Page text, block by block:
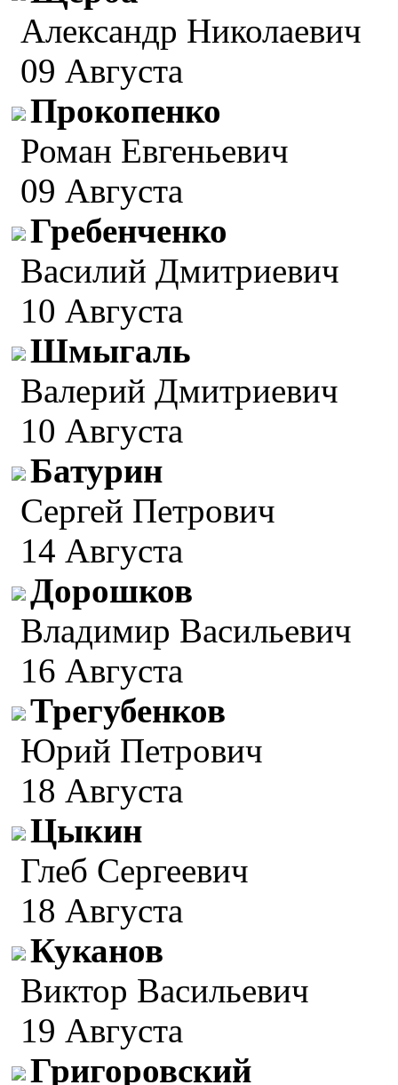
Александр Николаевич
09 Августа
Прокопенко
Роман Евгеньевич
09 Августа
Гребенченко
Василий Дмитриевич
10 Августа
Шмыгаль
Валерий Дмитриевич
10 Августа
Батурин
Сергей Петрович
14 Августа
Дорошков
Владимир Васильевич
16 Августа
Трегубенков
Юрий Петрович
18 Августа
Цыкин
Глеб Сергеевич
18 Августа
Куканов
Виктор Васильевич
19 Августа
Григоровский